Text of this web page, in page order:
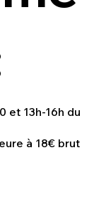
et 13h-16h du
à 18€ brut